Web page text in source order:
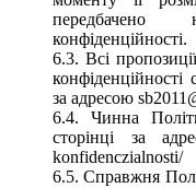
передбачено
конфіденційності.
6.3. Всі
конфіденційності
за адресою
6.4. Чинна
сторінці за
konfidenczialnosti/
6.5. Справжня